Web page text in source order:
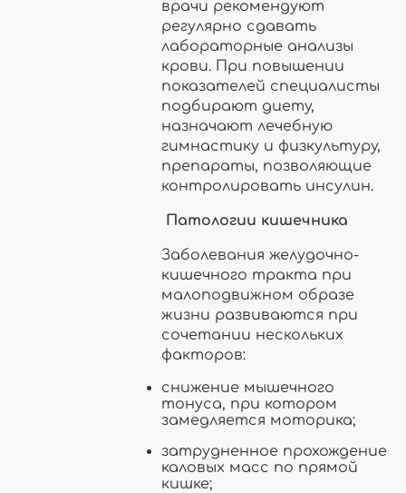
врачи рекомендуют
регулярно сдавать
лабораторные анализы
крови. При повышении
показателей специалисты
подбирают диету,
назначают лечебную
гимнастику и физкультуру,
препараты, позволяющие
контролировать инсулин.
Патологии кишечника
Заболевания желудочно-
кишечного тракта при
малоподвижном образе
жизни развиваются при
сочетании нескольких
факторов:
снижение мышечного
тонуса, при котором
замедляется моторика;
затрудненное прохождение
каловых масс по прямой
кишке;